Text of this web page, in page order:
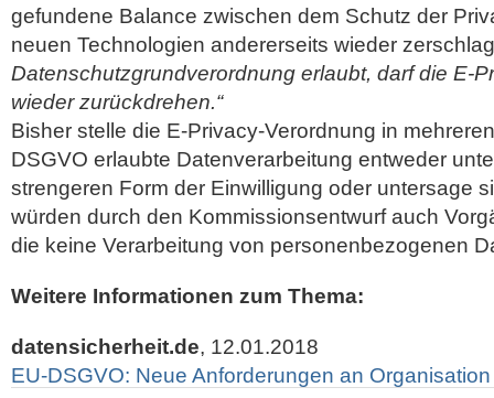
gefundene Balance zwischen dem Schutz der
neuen Technologien andererseits wieder
Datenschutzgrundverordnung erlaubt, darf die E-
wieder zurückdrehen.“
Bisher stelle die E-Privacy-Verordnung in
DSGVO erlaubte Datenverarbeitung entweder
strengeren Form der Einwilligung oder untersage
würden durch den Kommissionsentwurf auch
die keine Verarbeitung von personenbezogenen
Weitere Informationen zum Thema:
datensicherheit.de, 12.01.2018
EU-DSGVO: Neue Anforderungen an